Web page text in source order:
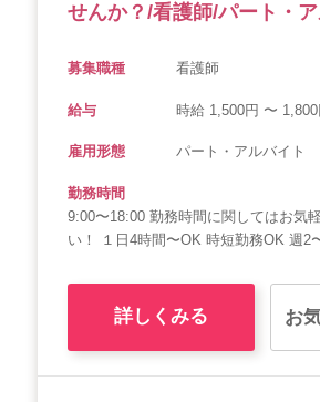
せんか？/看護師/パート・
募集職種 看護師
給与 時給 1,500円 〜 1,800
雇用形態 パート・アルバイト
勤務時間
9:00〜18:00 勤務時間に関してはお気
い！ １日4時間〜OK 時短勤務OK 週2
詳しくみる お